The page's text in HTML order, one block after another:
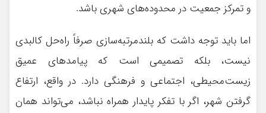
و تمرکز جمعیت در محدوده‌های شهری باشد.
اما باید توجه داشت که بلندمرتبه‌سازی صرفاً راه‌حل کالبدی
نیست، بلکه تصمیمی است که پیامدهای عمیق
زیست‌محیطی، اجتماعی و فرهنگی دارد. در واقع، ارتفاع
گرفتن شهر، اگر با تفکر پایدار همراه نباشد، می‌تواند همان